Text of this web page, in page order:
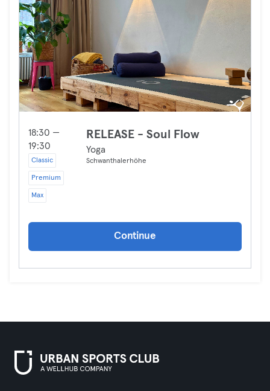
18:30 —
19:30
Classic
Premium
Max
RELEASE - Soul Flow
Yoga
Schwanthalerhöhe
Continue